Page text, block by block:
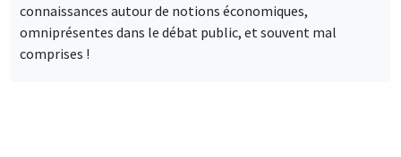
connaissances autour de notions économiques,
omniprésentes dans le débat public, et souvent mal
comprises !